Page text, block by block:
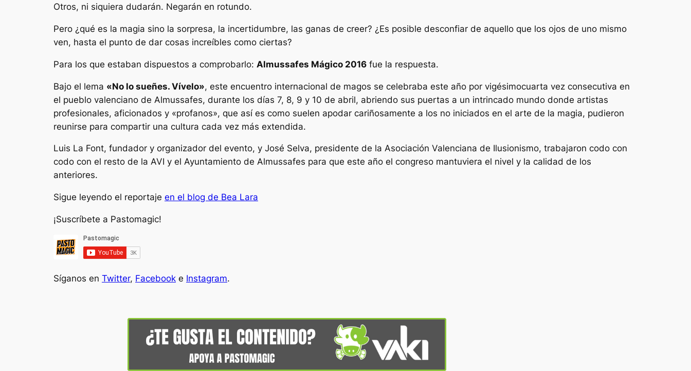
Otros, ni siquiera dudarán. Negarán en rotundo.
Pero ¿qué es la magia sino la sorpresa, la incertidumbre, las ganas de creer? ¿Es posible desconfiar de aquello que los ojos de uno mismo
ven, hasta el punto de dar cosas increíbles como ciertas?
Para los que estaban dispuestos a comprobarlo: Almussafes Mágico 2016 fue la respuesta.
Bajo el lema «No lo sueñes. Vívelo», este encuentro internacional de magos se celebraba este año por vigésimocuarta vez consecutiva en
el pueblo valenciano de Almussafes, durante los días 7, 8, 9 y 10 de abril, abriendo sus puertas a un intrincado mundo donde artistas
profesionales, aficionados y «profanos», que así es como suelen apodar cariñosamente a los no iniciados en el arte de la magia, pudieron
reunirse para compartir una cultura cada vez más extendida.
Luis La Font, fundador y organizador del evento, y José Selva, presidente de la Asociación Valenciana de Ilusionismo, trabajaron codo con
codo con el resto de la AVI y el Ayuntamiento de Almussafes para que este año el congreso mantuviera el nivel y la calidad de los
anteriores.
Sigue leyendo el reportaje en el blog de Bea Lara
¡Suscríbete a Pastomagic!
Síganos en Twitter, Facebook e Instagram.